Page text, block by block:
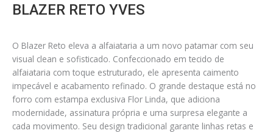
BLAZER RETO YVES
O Blazer Reto eleva a alfaiataria a um novo patamar com seu
visual clean e sofisticado. Confeccionado em tecido de
alfaiataria com toque estruturado, ele apresenta caimento
impecável e acabamento refinado. O grande destaque está no
forro com estampa exclusiva Flor Linda, que adiciona
modernidade, assinatura própria e uma surpresa elegante a
cada movimento. Seu design tradicional garante linhas retas e